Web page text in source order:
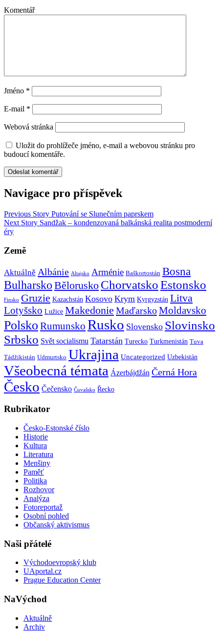
Komentář
Jméno *
E-mail *
Webová stránka
Uložit do prohlížeče jméno, e-mail a webovou stránku pro
budoucí komentáře.
Navigace pro příspěvek
Previous Story Putování se Slunečním paprskem
Next Story Sandžak – kondenzovaná balkánská realita postmoderní
éry
Země
Aktuálně Albánie Altajsko Arménie Baškortostán Bosna
Bulharsko Bělorusko ChorvatskoEstonsko
Finsko Gruzie Kazachstán Kosovo Krym Kyrgyzstán Litva
Lotyšsko Lužice Makedonie MaďarskoMoldavsko
Polsko Rumunsko Rusko Slovensko Slovinsko
Srbsko Svět socialismu Tatarstán Turecko Turkmenistán Tuva
Tádžikistán Udmurtsko Ukrajina Uncategorized Uzbekistán
Všeobecná témata Ázerbájdžán Černá Hora
Česko Čečensko Čuvašsko Řecko
Rubrikator
Česko-Estonské číslo
Historie
Kultura
Literatura
Menšiny
Paměť
Politika
Rozhovor
Analýza
Fotoreportaž
Osobní pohled
Občanský aktivismus
Naši přátelé
Východoevropský klub
UAportal.cz
Prague Education Center
NaVýchod
Aktuálně
Archiv